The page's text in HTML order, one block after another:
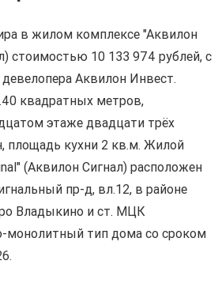
в жилом комплексе "Аквилон
стоимостью 10 133 974 рублей, с
Аквилон Инвест.
квадратных метров,
этаже двадцати трёх
площадь кухни 2 кв.м. Жилой
(Аквилон Сигнал) расположен
пр-д, вл.12, в районе
Владыкино и ст. МЦК
монолитный тип дома со сроком